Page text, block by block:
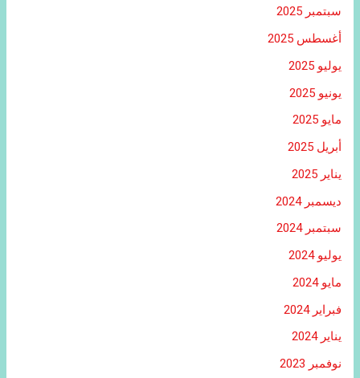
سبتمبر 2025
أغسطس 2025
يوليو 2025
يونيو 2025
مايو 2025
أبريل 2025
يناير 2025
ديسمبر 2024
سبتمبر 2024
يوليو 2024
مايو 2024
فبراير 2024
يناير 2024
نوفمبر 2023